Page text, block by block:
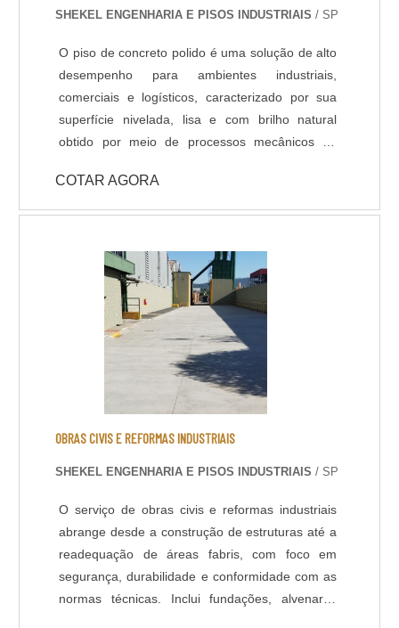
C; - Atende a norma LEED.
SHEKEL ENGENHARIA E PISOS INDUSTRIAIS / SP
O piso de concreto polido é uma solução de alto
desempenho para ambientes industriais,
comerciais e logísticos, caracterizado por sua
superfície nivelada, lisa e com brilho natural
obtido por meio de processos mecânicos de
desgaste, impactos e abrasão, além de possuir
excelente durabilidade e baixa necessidade de
benefícios destacam-se o custo-benefício,
facilidade de limpeza, resistência a manchas e
produtos químicos, além de contribuir para a
estética do ambiente com um acabamento
moderno. Também favorece a reflexão de luz,
auxiliando na economia de energia em grandes
COTAR AGORA
OBRAS CIVIS E REFORMAS INDUSTRIAIS
SHEKEL ENGENHARIA E PISOS INDUSTRIAIS / SP
O serviço de obras civis e reformas industriais
abrange desde a construção de estruturas até a
readequação de áreas fabris, com foco em
segurança, durabilidade e conformidade com as
normas técnicas. Inclui fundações, alvenaria,